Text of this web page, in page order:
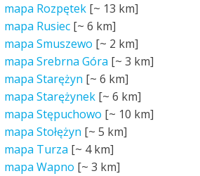
mapa Rozpętek[~ 13 km]
mapa Rusiec[~ 6 km]
mapa Smuszewo [~ 2 km]
mapa Srebrna Góra [~ 3 km]
mapa Starężyn [~ 6 km]
mapa Starężynek[~ 6 km]
mapa Stępuchowo [~ 10 km]
mapa Stołężyn [~ 5 km]
mapa Turza [~ 4 km]
mapa Wapno [~ 3 km]